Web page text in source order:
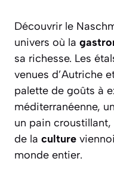
Découvrir le
univers où la
sa richesse. Les
venues d’Autriche
palette de goûts à
méditerranéenne,
un pain croustillant,
de la culture
monde entier.